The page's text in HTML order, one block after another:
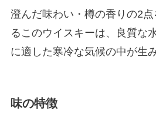
澄んだ味わい・樽の香りの2
るこのウイスキーは、良質な
に適した寒冷な気候の中が生
味の特徴